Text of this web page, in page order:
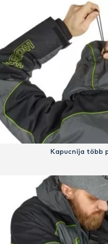
Kapucnija több